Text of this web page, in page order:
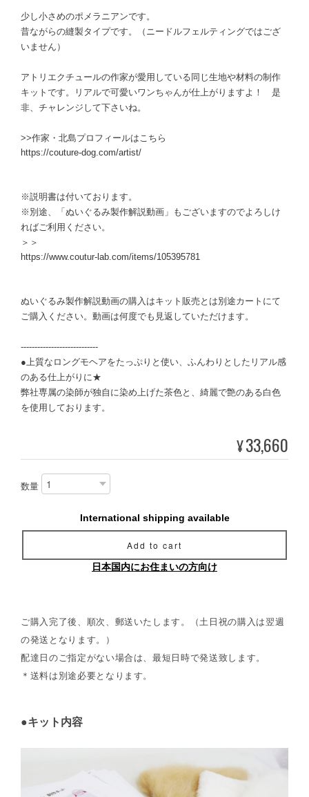
少し小さめのポメラニアンです。
昔ながらの縫製タイプです。（ニードルフェルティングではござ
いません）
アトリエクチュールの作家が愛用している同じ生地や材料の制作
キットです。リアルで可愛いワンちゃんが仕上がりますよ！ 是
非、チャレンジして下さいね。
>>作家・北島プロフィールはこちら
https://couture-dog.com/artist/
※説明書は付いております。
※別途、「ぬいぐるみ製作解説動画」もございますのでよろしけ
ればご利用ください。
＞＞
https://www.coutur-lab.com/items/105395781
ぬいぐるみ製作解説動画の購入はキット販売とは別途カートにて
ご購入ください。動画は何度でも見返していただけます。
----------------------------
●上質なロングモヘアをたっぷりと使い、ふんわりとしたリアル感
のある仕上がりに★
弊社専属の染師が独自に染め上げた茶色と、綺麗で艶のある白色
を使用しております。
¥33,660
数量
International shipping available
Add to cart
日本国内にお住まいの方向け
ご購入完了後、順次、郵送いたします。（土日祝の購入は翌週
の発送となります。）
配達日のご指定がない場合は、最短日時で発送致します。
＊送料は別途必要となります。
●キット内容